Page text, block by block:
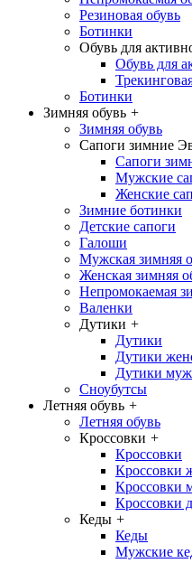
Резиновая обувь
Ботинки
Обувь для
Обувь для
Ботинки
Зимняя обувь +
Зимняя обувь
Сапоги зимние
Сапоги
Мужские
Женские
Зимние ботинки
Детские сапоги
Галоши
Мужская зимняя
Женская зимняя
Непромокаемая
Валенки
Дутики +
Дутики
Дутики
Дутики
Сноубутсы
Летняя обувь +
Летняя обувь
Кроссовки +
Кроссовки
Кроссовки
Кроссовки
Кроссовки
Кеды +
Кеды
Мужские